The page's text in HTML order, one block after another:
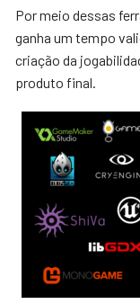
Por meio dessas
ganha um tempo
criação da
produto final.